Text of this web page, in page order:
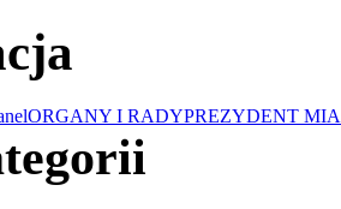
ORGANY I RADYPREZYDENT